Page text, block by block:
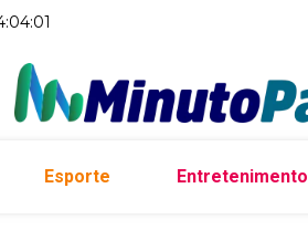
Esporte Entretenimento